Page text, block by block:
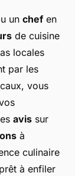
un chefen
de cuisine
locales
par les
vous
avis sur
à
culinaire
à enfiler